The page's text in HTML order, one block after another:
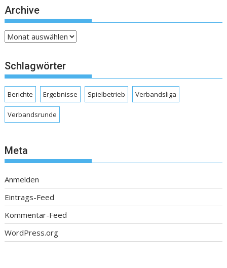
Archive
Archive
Schlagwörter
Berichte Ergebnisse Spielbetrieb Verbandsliga
Verbandsrunde
Meta
Anmelden
Eintrags-Feed
Kommentar-Feed
WordPress.org